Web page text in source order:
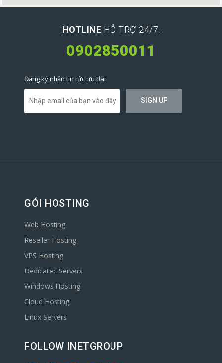
HOTLINE HỖ TRỢ 24/7:
0902850011
Đăng ký nhận tin tức ưu đãi
GÓI HOSTING
Web Hosting
Reseller Hosting
VPS Hosting
Dedicated Servers
Windows Hosting
Cloud Hosting
Linux Servers
FOLLOW INETGROUP